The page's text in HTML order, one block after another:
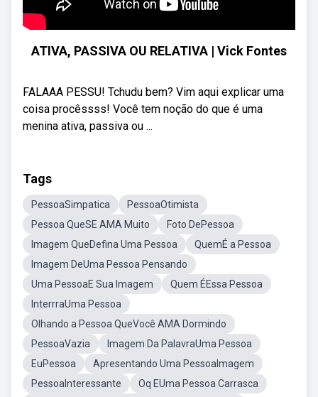
ATIVA, PASSIVA OU RELATIVA | Vick Fontes
FALAAA PESSU! Tchudu bem? Vim aqui explicar uma
coisa procêssss! Você tem noção do que é uma
menina ativa, passiva ou ...
Tags
PessoaSimpatica
PessoaOtimista
Pessoa QueSE AMA Muito
Foto DePessoa
Imagem QueDefina Uma Pessoa
QuemÉ a Pessoa
Imagem DeUma Pessoa Pensando
Uma PessoaE Sua Imagem
Quem ÉEssa Pessoa
InterrraUma Pessoa
Olhando a Pessoa QueVocê AMA Dormindo
PessoaVazia
Imagem Da PalavraUma Pessoa
EuPessoa
Apresentando Uma PessoaImagem
PessoaInteressante
Oq EUma Pessoa Carrasca